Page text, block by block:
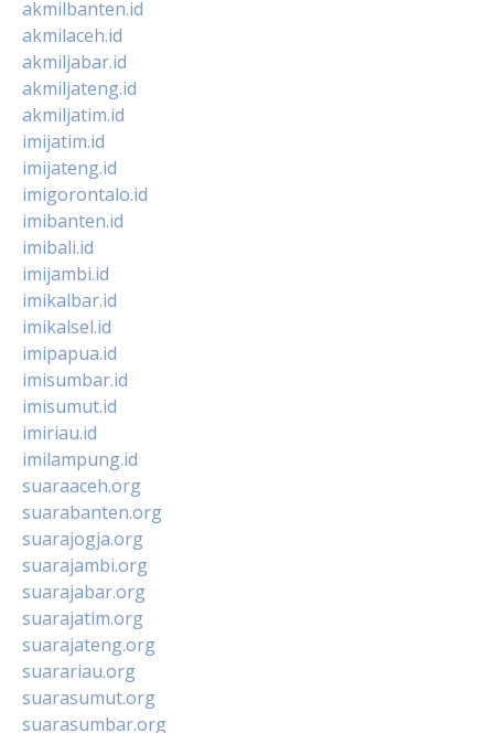
akmilbanten.id
akmilaceh.id
akmiljabar.id
akmiljateng.id
akmiljatim.id
imijatim.id
imijateng.id
imigorontalo.id
imibanten.id
imibali.id
imijambi.id
imikalbar.id
imikalsel.id
imipapua.id
imisumbar.id
imisumut.id
imiriau.id
imilampung.id
suaraaceh.org
suarabanten.org
suarajogja.org
suarajambi.org
suarajabar.org
suarajatim.org
suarajateng.org
suarariau.org
suarasumut.org
suarasumbar.org